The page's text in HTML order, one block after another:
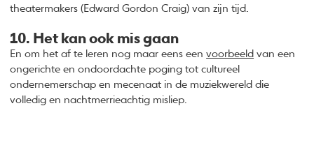
theatermakers (Edward Gordon Craig) van zijn tijd.
10. Het kan ook mis gaan
En om het af te leren nog maar eens eenvoorbeeld van een
ongerichte en ondoordachte poging tot cultureel
ondernemerschap en mecenaat in de muziekwereld die
volledig en nachtmerrieachtig misliep.